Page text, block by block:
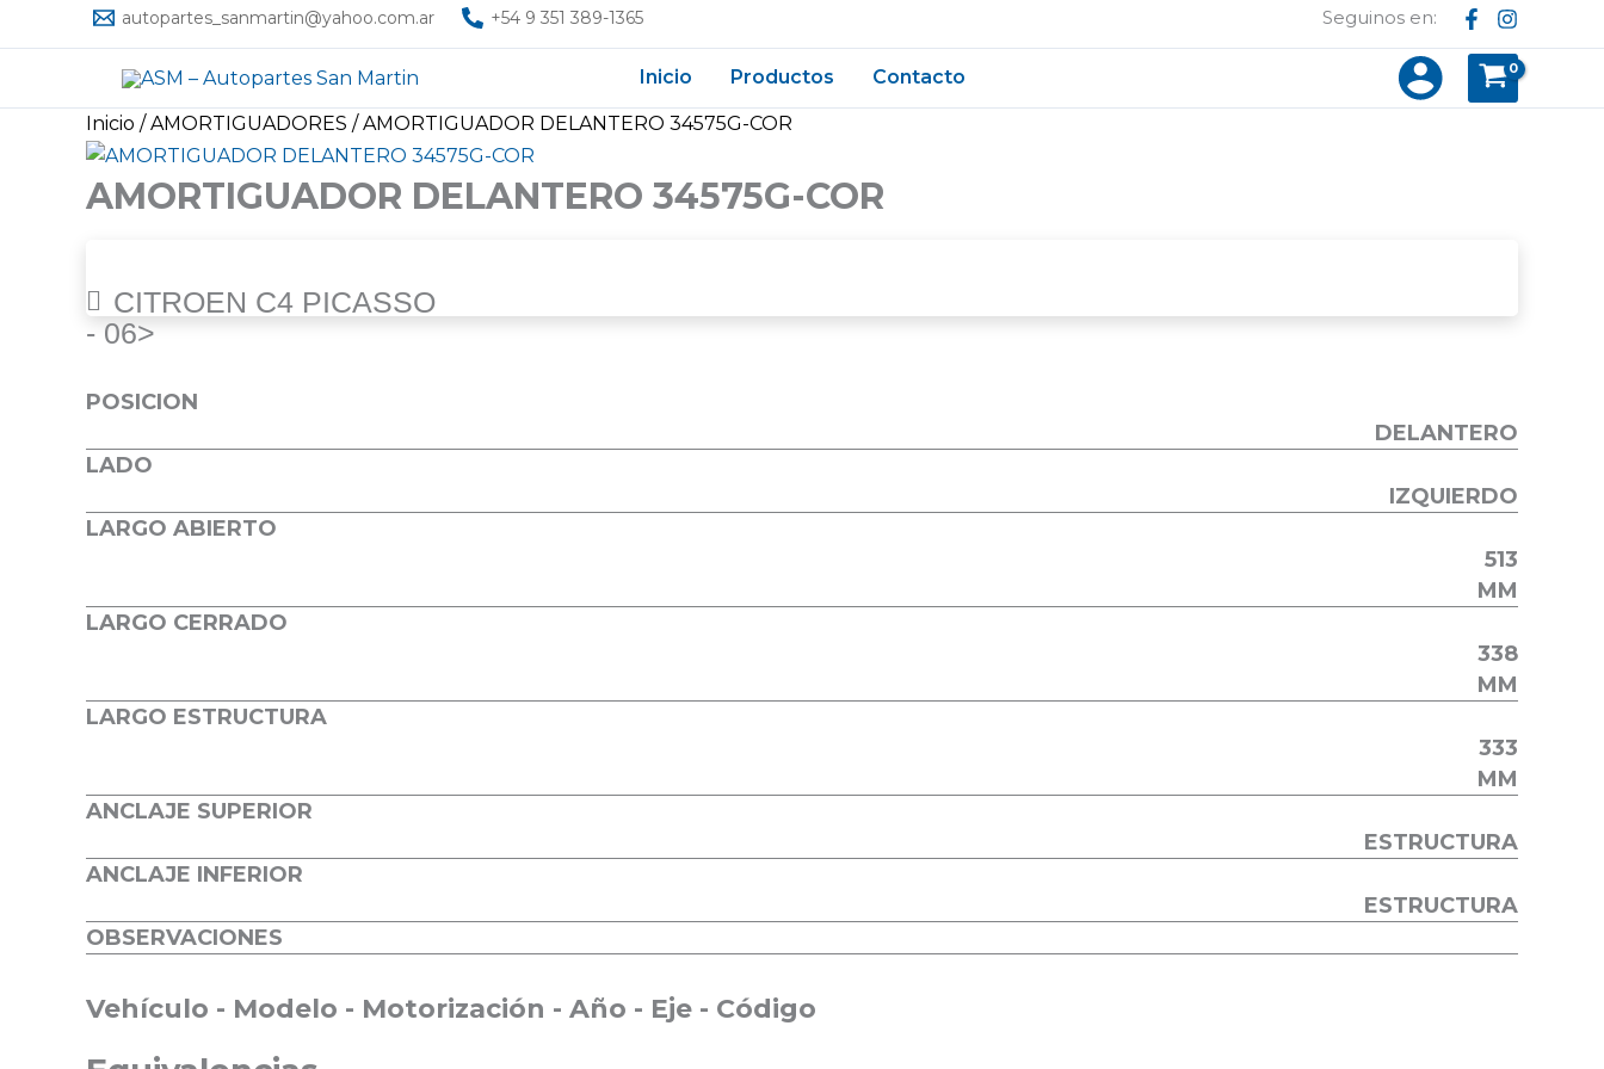
al
autopartes_sanmartin@yahoo.com.ar +54 9 351 389-1365 Seguinos en:
Inicio Productos Contacto
Inicio /AMORTIGUADORES / AMORTIGUADOR DELANTERO 34575G-COR
AMORTIGUADOR DELANTERO 34575G-COR
CITROEN C4 PICASSO
- 06>
POSICION
DELANTERO
LADO
IZQUIERDO
LARGO ABIERTO
513
MM
LARGO CERRADO
338
MM
LARGO ESTRUCTURA
333
MM
ANCLAJE SUPERIOR
ESTRUCTURA
ANCLAJE INFERIOR
ESTRUCTURA
OBSERVACIONES
Vehículo - Modelo - Motorización - Año - Eje - Código